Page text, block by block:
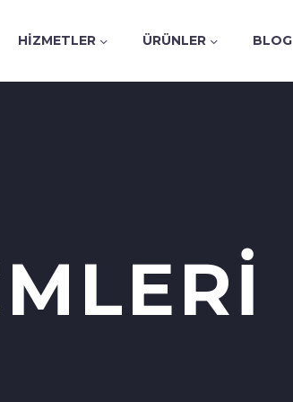
HIZMETLER ÜRÜNLER BLOG